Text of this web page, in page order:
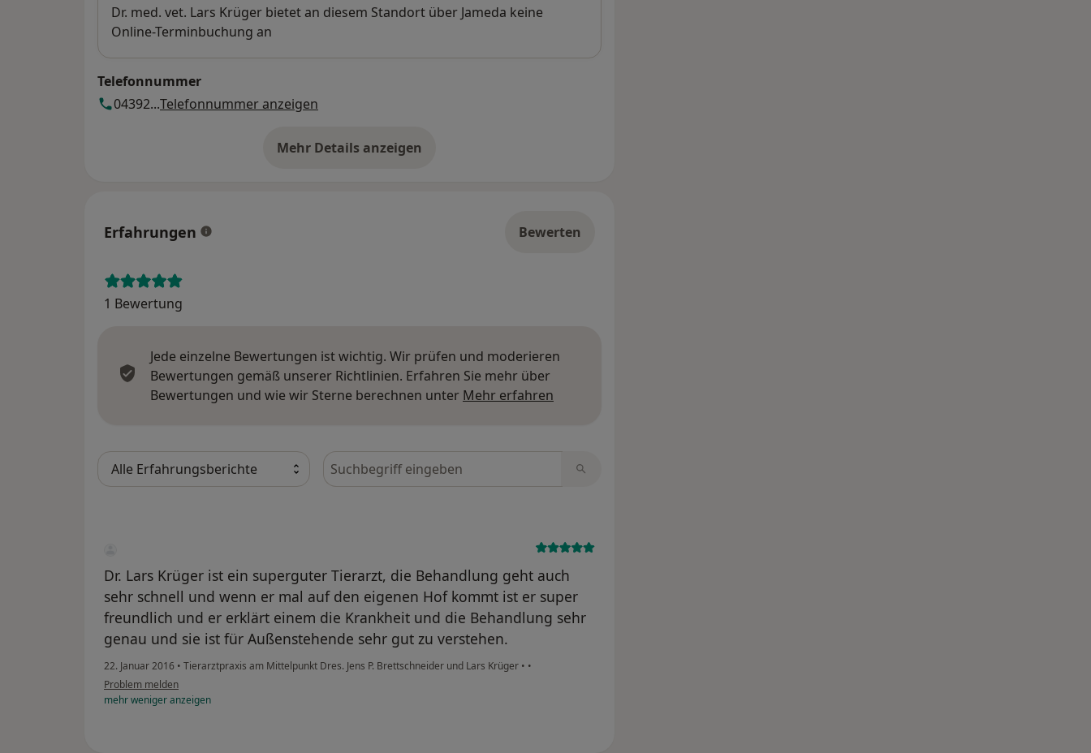
Verfügbarkeit
Dr. med. vet. Lars Krüger bietet an diesem Standort über Jameda keine
Online-Terminbuchung an
Telefonnummer
04392...Telefonnummer anzeigen
Mehr Details anzeigen
über die Adresse
Erfahrungen Bewerten
1 Bewertung
Jede einzelne Bewertungen ist wichtig. Wir prüfen und moderieren
Bewertungen gemäß unserer Richtlinien. Erfahren Sie mehr über
Bewertungen und wie wir Sterne berechnen unter Mehr erfahren
Bewertungen durchsuchen
Dr. Lars Krüger ist ein superguter Tierarzt, die Behandlung geht auch
sehr schnell und wenn er mal auf den eigenen Hof kommt ist er super
freundlich und er erklärt einem die Krankheit und die Behandlung sehr
genau und sie ist für Außenstehende sehr gut zu verstehen.
22. Januar 2016 • Tierarztpraxis am Mittelpunkt Dres. Jens P. Brettschneider und Lars Krüger • •
Problem melden
mehrwenigeranzeigen